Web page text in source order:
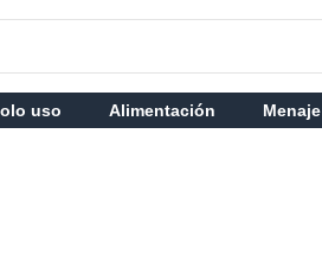
uso Alimentación Menaje